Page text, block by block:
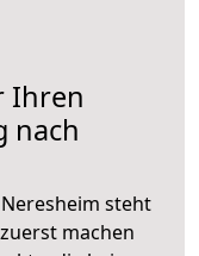
Ihren
nach
steht
machen